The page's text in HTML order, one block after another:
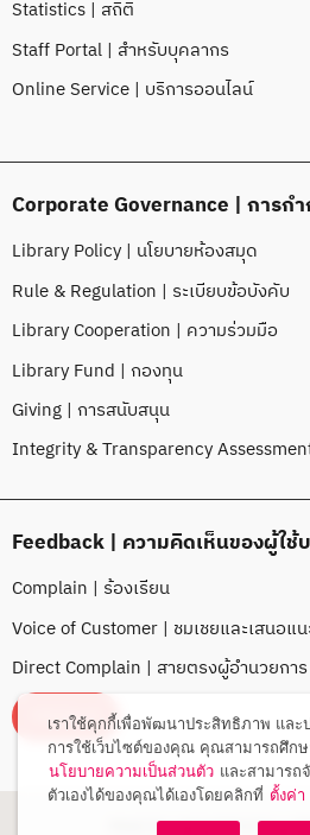
Statistics | สถิติ
Staff Portal | สำหรับบุคลากร
Online Service | บริการออนไลน์
Corporate Governance | การก
Library Policy | นโยบายห้องสมุด
Rule & Regulation | ระเบียบข้อบังคับ
Library Cooperation | ความร่วมมือ
Library Fund | กองทุน
Giving | การสนับสนุน
Integrity & Transparency
Feedback | ความคิดเห็นของผู้ใช้
Complain | ร้องเรียน
Voice of Customer | ชมเชยและเสนอแน
Direct Complain | สายตรงผู้อำนวยการ
FEEDBACK
MAEJO UNIVERSITY
เราใช้คุกกี้เพื่อพัฒนาประสิทธิภาพ แล
การใช้เว็บไซต์ของคุณ คุณสามารถศึกษ
นโยบายความเป็นส่วนตัว และสามารถ
ตัวเองได้ของคุณได้เองโดยคลิกที่ ตั้งค่า